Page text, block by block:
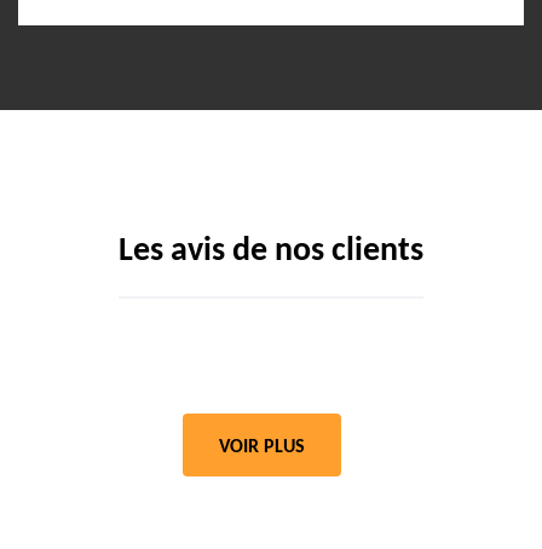
Les avis de nos clients
VOIR PLUS